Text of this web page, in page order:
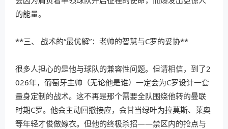
的能量。
**三、 战术的“最优解”：老帅的智慧与C罗的妥协**
很多人担心的是他与球队的兼容性问题。但请相信，到了2
026年，葡萄牙主帅（无论他是谁）一定会为C罗设计一套
量身定制的战术。这不再是那个需要全队围绕他转的曼联
时期C罗。他会主动回撤接应，会甘当绿叶为拉莫斯、莱奥
等年轻才俊做嫁衣。但他的终极杀招——禁区内的抢点与